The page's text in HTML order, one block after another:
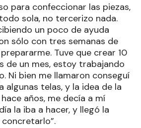
para confeccionar las piezas,
sola, no tercerizo nada.
un poco de ayuda
sólo con tres semanas de
Tuve que crear 10
de un mes, estoy trabajando
Ni bien me llamaron conseguí
algunas telas, y la idea de la
años, me decía a mí
la iba a hacer, y llegó la